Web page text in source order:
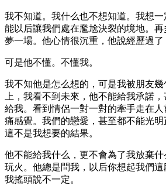
我不知道。我什么也不想知道。我想
能以后讓我們處在尷尬決裂的境地。
夢一場。他心情很沉重，他說經歷過了
可是他不懂。不懂我。
我不知他是怎么想的，可是我被朋友
上，我看不到未來，他不能給我承諾
給我。看到情侶一對一對的牽手走在
痛感覺。我們的戀愛，甚至都不能光明
這不是我想要的結果。
他不能給我什么，更不會為了我放棄
玩火。他總是問我，以后你想起我們這
我搖頭說不一定。